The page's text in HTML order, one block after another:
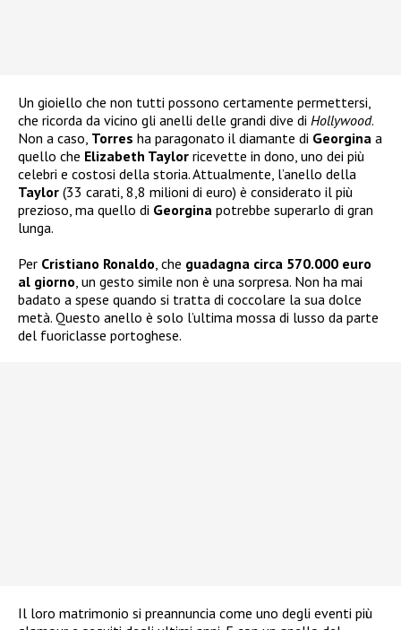
Un gioiello che non tutti possono certamente permettersi,
che ricorda da vicino gli anelli delle grandi dive di Hollywood.
Non a caso, Torres ha paragonato il diamante di Georgina a
quello che Elizabeth Taylor ricevette in dono, uno dei più
celebri e costosi della storia. Attualmente, l’anello della
Taylor (33 carati, 8,8 milioni di euro) è considerato il più
prezioso, ma quello di Georgina potrebbe superarlo di gran
lunga.
Per Cristiano Ronaldo, che guadagna circa 570.000 euro
al giorno, un gesto simile non è una sorpresa. Non ha mai
badato a spese quando si tratta di coccolare la sua dolce
metà. Questo anello è solo l’ultima mossa di lusso da parte
del fuoriclasse portoghese.
Il loro matrimonio si preannuncia come uno degli eventi più